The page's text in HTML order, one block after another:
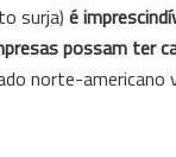
surja) é
possam ter
norte-americano